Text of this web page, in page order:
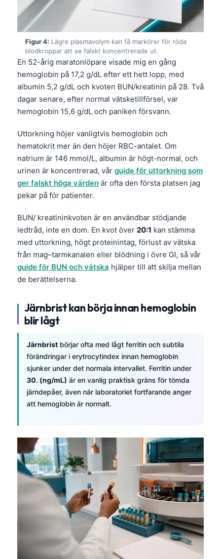
Figur 4: Lägre plasmavolym kan få markörer för röda
blodkroppar att se falskt koncentrerade ut.
En 52-årig maratonlöpare visade mig en gång
hemoglobin på 17,2 g/dL efter ett hett lopp, med
albumin 5,2 g/dL och kvoten BUN/kreatinin på 28. Två
dagar senare, efter normal vätsketillförsel, var
hemoglobin 15,6 g/dL och paniken försvann.
Uttorkning höjer vanligtvis hemoglobin och
hematokrit mer än den höjer RBC-antalet. Om
natrium är 146 mmol/L, albumin är högt-normal, och
urinen är koncentrerad, vår guide för uttorkning som
ger falskt höga värden är ofta den första platsen jag
pekar på för patienter.
BUN/ kreatininkvoten är en användbar stödjande
ledtråd, inte en dom. En kvot över 20:1 kan stämma
med uttorkning, högt proteinintag, förlust av vätska
från mag–tarmkanalen eller blödning i övre GI, så vår
guide för BUN och vätska hjälper till att skilja mellan
de berättelserna.
Järnbrist kan börja innan hemoglobin
blir lågt
Järnbrist börjar ofta med lågt ferritin och subtila
förändringar i erytrocytindex innan hemoglobin
sjunker under det normala intervallet. Ferritin under
30. (ng/mL) är en vanlig praktisk gräns för tömda
järndepåer, även när laboratoriet fortfarande anger
att hemoglobin är normalt.